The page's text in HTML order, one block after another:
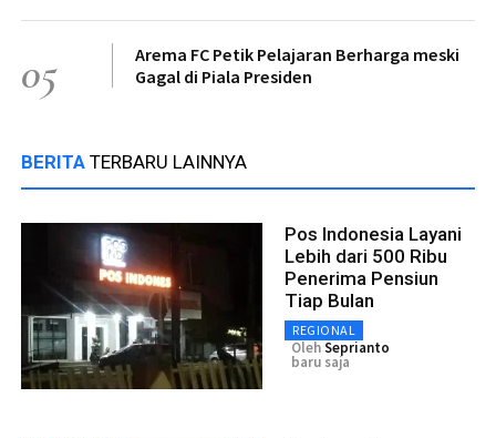
05
Arema FC Petik Pelajaran Berharga meski
Gagal di Piala Presiden
BERITA TERBARU LAINNYA
Pos Indonesia Layani
Lebih dari 500 Ribu
Penerima Pensiun
Tiap Bulan
REGIONAL
OlehSeprianto
baru saja